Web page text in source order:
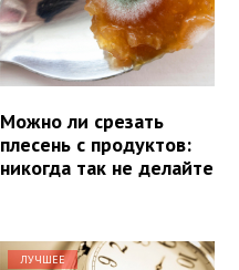
Можно ли срезать
плесень с продуктов:
никогда так не делайте
ЛУЧШЕЕ